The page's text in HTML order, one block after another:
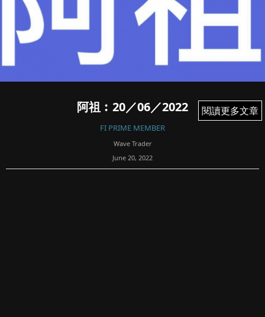
閱讀更多文章
阿祖︰20／06／2022
FI PRIME MEMBER
Wave Trader
June 20, 2022
閱讀更多文章